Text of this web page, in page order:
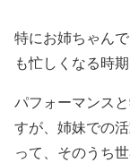
特にお姉ちゃん
も忙しくなる時期
パフォーマンス
すが、姉妹での
って、そのうち